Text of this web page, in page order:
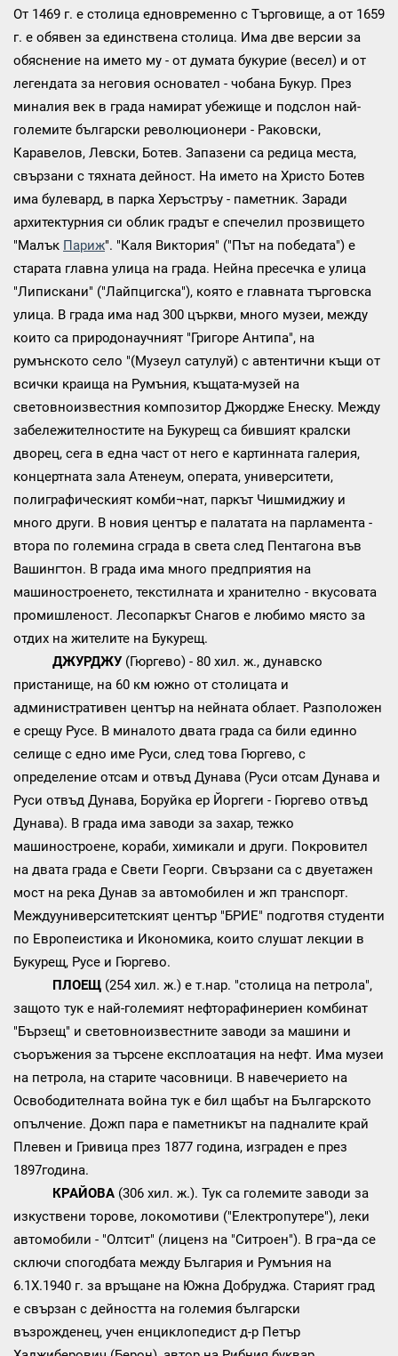
От 1469 г. е столица едновременно с Търговище, а от 1659
г. е обявен за единствена столица. Има две версии за
обяснение на името му - от думата букурие (весел) и от
легендата за неговия основател - чобана Букур. През
миналия век в града намират убежище и подслон най-
големите български революционери - Раковски,
Каравелов, Левски, Ботев. Запазени са редица места,
свързани с тяхната дейност. На името на Христо Ботев
има булевард, в парка Херъстръу - паметник. Заради
архитектурния си облик градът е спечелил прозвището
"Малък Париж". "Каля Виктория" ("Път на победата") е
старата главна улица на града. Нейна пресечка е улица
"Липискани" ("Лайпцигска"), която е главната търговска
улица. В града има над 300 църкви, много музеи, между
които са природонаучният "Григоре Антипа", на
румънското село "(Музеул сатулуй) с автентични къщи от
всички краища на Румъния, къщата-музей на
световноизвестния композитор Джордже Енеску. Между
забележителностите на Букурещ са бившият кралски
дворец, сега в една част от него е картинната галерия,
концертната зала Атенеум, операта, университети,
полиграфическият комби¬нат, паркът Чишмиджиу и
много други. В новия център е палатата на парламента -
втора по големина сграда в света след Пентагона във
Вашингтон. В града има много предприятия на
машиностроенето, текстилната и хранително - вкусовата
промишленост. Лесопаркът Снагов е любимо място за
отдих на жителите на Букурещ.
ДЖУРДЖУ (Гюргево) - 80 хил. ж., дунавско
пристанище, на 60 км южно от столицата и
административен център на нейната облает. Разположен
е срещу Русе. В миналото двата града са били единно
селище с едно име Руси, след това Гюргево, с
определение отсам и отвъд Дунава (Руси отсам Дунава и
Руси отвъд Дунава, Боруйка ер Йоргеги - Гюргево отвъд
Дунава). В града има заводи за захар, тежко
машиностроене, кораби, химикали и други. Покровител
на двата града е Свети Георги. Свързани са с двуетажен
мост на река Дунав за автомобилен и жп транспорт.
Междууниверситетският център "БРИЕ" подготвя студенти
по Европеистика и Икономика, които слушат лекции в
Букурещ, Русе и Гюргево.
ПЛОЕЩ(254 хил. ж.) е т.нар. "столица на петрола",
защото тук е най-големият нефторафинериен комбинат
"Бързещ" и световноизвестните заводи за машини и
съоръжения за търсене експлоатация на нефт. Има музеи
на петрола, на старите часовници. В навечерието на
Освободителната война тук е бил щабът на Българското
опълчение. Дожп пара е паметникът на падналите край
Плевен и Гривица през 1877 година, изграден е през
1897година.
КРАЙОВА(306 хил. ж.). Тук са големите заводи за
изкуствени торове, локомотиви ("Електропутере"), леки
автомобили - "Олтсит" (лиценз на "Ситроен"). В гра¬да се
сключи спогодбата между България и Румъния на
6.1Х.1940 г. за връщане на Южна Добруджа. Старият град
е свързан с дейността на големия български
възрожденец, учен енциклопедист д-р Петър